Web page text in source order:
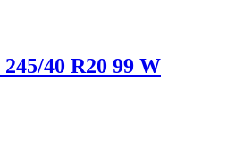
245/40 R20 99 W